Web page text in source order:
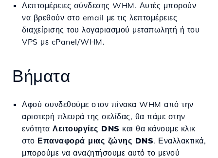
Λεπτομέρειες σύνδεσης WHM. Αυτές μπορούν
να βρεθούν στο email με τις λεπτομέρειες
διαχείρισης του λογαριασμού μεταπωλητή ή του
VPS με cPanel/WHM.
Βήματα
Αφού συνδεθούμε στον πίνακα WHM από την
αριστερή πλευρά της σελίδας, θα πάμε στην
ενότητα Λειτουργίες DNS και θα κάνουμε κλικ
στο Επαναφορά μιας ζώνης DNS. Εναλλακτικά,
μπορούμε να αναζητήσουμε αυτό το μενού